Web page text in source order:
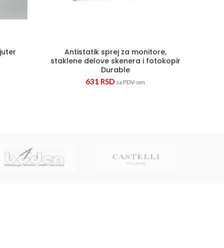
Antistatik sprej za monitore,
staklene delove skenera i fotokopir
Durable
631 RSD sa PDV-om